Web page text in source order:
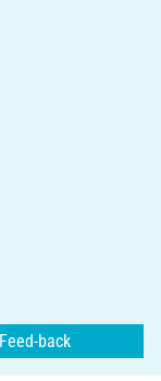
Feed-back